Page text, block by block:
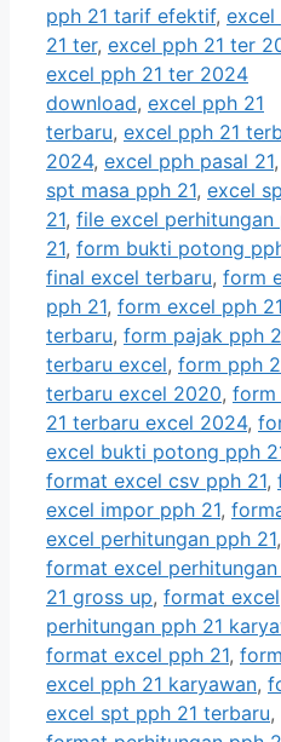
pph 21 tarif efektif, excel
21 ter, excel pph 21 ter
excel pph 21 ter 2024
download, excel pph 21
terbaru, excel pph 21
2024, excel pph pasal 21,
spt masa pph 21, excel
21, file excel perhitungan
21, form bukti potong
final excel terbaru, form
pph 21, form excel pph 21
terbaru, form pajak pph
terbaru excel, form pph
terbaru excel 2020, form
21 terbaru excel 2024,
excel bukti potong pph
format excel csv pph 21,
excel impor pph 21,
excel perhitungan pph 21,
format excel
21 gross up, format excel
perhitungan pph 21
format excel pph 21,
excel pph 21 karyawan,
excel spt pph 21 terbaru,